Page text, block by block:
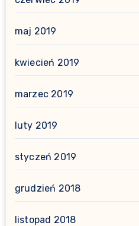
maj 2019
kwiecień 2019
marzec 2019
luty 2019
styczeń 2019
grudzień 2018
listopad 2018